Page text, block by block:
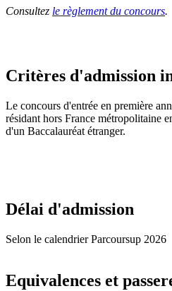
Consultez le règlement du concours.
Critères d'admission
Le concours d'entrée en première
résidant hors France métropolitaine
d'un Baccalauréat étranger.
Délai d'admission
Selon le calendrier Parcoursup 2026
Equivalences et